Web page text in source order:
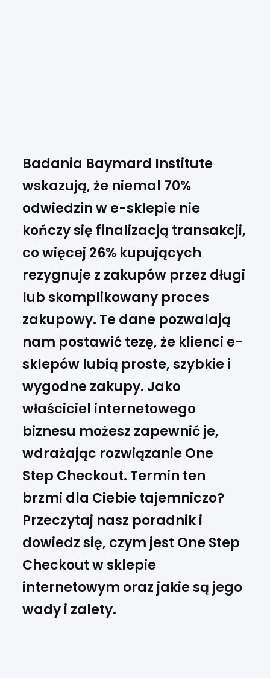
Badania Baymard Institute
wskazują, że niemal 70%
odwiedzin w e-sklepie nie
kończy się finalizacją transakcji,
co więcej 26% kupujących
rezygnuje z zakupów przez długi
lub skomplikowany proces
zakupowy. Te dane pozwalają
nam postawić tezę, że klienci e-
sklepów lubią proste, szybkie i
wygodne zakupy. Jako
właściciel internetowego
biznesu możesz zapewnić je,
wdrażając rozwiązanie One
Step Checkout. Termin ten
brzmi dla Ciebie tajemniczo?
Przeczytaj nasz poradnik i
dowiedz się, czym jest One Step
Checkout w sklepie
internetowym oraz jakie są jego
wady i zalety.